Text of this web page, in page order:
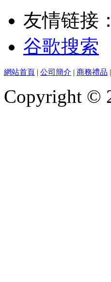
友情链接：
谷歌搜索
網站首頁 | 公司簡介 | 商務禮品 |
Copyright ©